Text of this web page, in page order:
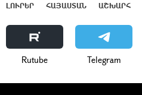
ԼՈՒՐԵՐ ՀԱՅԱՍՏԱՆ ԱՇԽԱՐՀ
Rutube Telegram